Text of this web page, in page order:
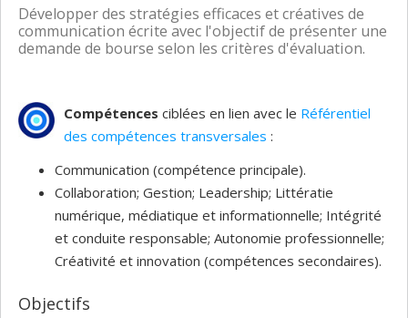
Développer des stratégies efficaces et créatives de
communication écrite avec l'objectif de présenter une
demande de bourse selon les critères d'évaluation.
Compétences ciblées en lien avec le Référentiel
des compétences transversales :
Communication (compétence principale).
Collaboration; Gestion; Leadership; Littératie
numérique, médiatique et informationnelle; Intégrité
et conduite responsable; Autonomie professionnelle;
Créativité et innovation (compétences secondaires).
Objectifs